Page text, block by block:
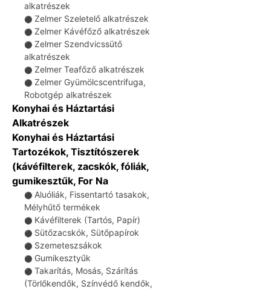
alkatrészek
⚫ Zelmer Szeletelő alkatrészek
⚫ Zelmer Kávéfőző alkatrészek
⚫ Zelmer Szendvicssütő
alkatrészek
⚫ Zelmer Teafőző alkatrészek
⚫ Zelmer Gyümölcscentrifuga,
Robotgép alkatrészek
Konyhai és Háztartási
Alkatrészek
Konyhai és Háztartási
Tartozékok, Tisztítószerek
(kávéfilterek, zacskók, fóliák,
gumikesztűk, For Na
⚫ Aluóliák, Fissentartó tasakok,
Mélyhűtő termékek
⚫ Kávéfilterek (Tartós, Papír)
⚫ Sütőzacskók, Sütőpapírok
⚫ Szemeteszsákok
⚫ Gumikesztyűk
⚫ Takarítás, Mosás, Szárítás
(Törlőkendők, Színvédő kendők,